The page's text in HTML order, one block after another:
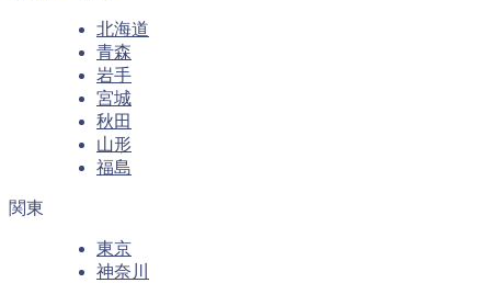
北海道
青森
岩手
宮城
秋田
山形
福島
関東
東京
神奈川